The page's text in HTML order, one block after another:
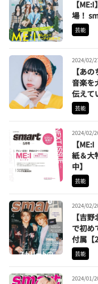
【
場！
芸能
2024/02/
【あ
音楽を
伝えて
吐吐』
芸能
2024/02/
【
紙＆大
中】
芸能
2024/02/
【吉
で初め
付属【
芸能
2024/01/